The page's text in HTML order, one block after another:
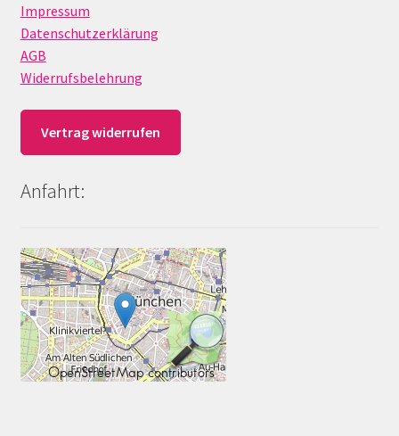
Impressum
Datenschutzerklärung
AGB
Widerrufsbelehrung
Vertrag widerrufen
Anfahrt: